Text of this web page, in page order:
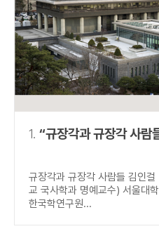
연산자
AND
OR
NOT
동시에 여러 개의
1. “규장각과 규장각 사람
규장각과 규장각 사람들 김인걸
교 국사학과 명예교수) 서울대
한국학연구원...